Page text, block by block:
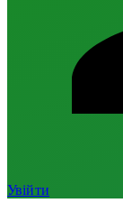
Увійти